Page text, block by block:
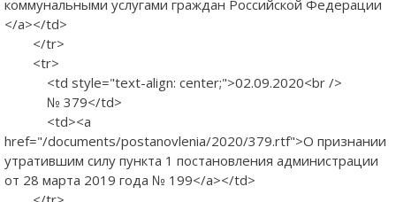
коммунальными услугами граждан Российской Федерации
</a></td>
</tr>
<tr>
<td style="text-align: center;">02.09.2020<br />
№ 379</td>
<td><a
href="/documents/postanovlenia/2020/379.rtf">О признании
утратившим силу пункта 1 постановления администрации
от 28 марта 2019 года № 199</a></td>